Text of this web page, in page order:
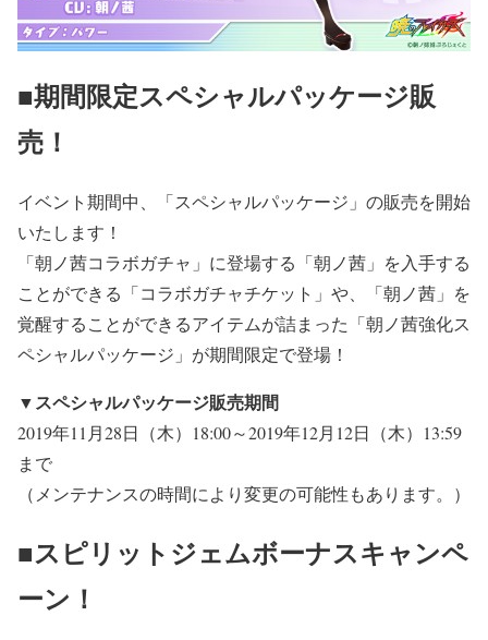
■期間限定スペシャルパッケージ販
売！
イベント期間中、「スペシャルパッケージ」の販売を開始
いたします！
「朝ノ茜コラボガチャ」に登場する「朝ノ茜」を入手する
ことができる「コラボガチャチケット」や、「朝ノ茜」を
覚醒することができるアイテムが詰まった「朝ノ茜強化ス
ペシャルパッケージ」が期間限定で登場！
▼スペシャルパッケージ販売期間
2019年11月28日（木）18:00～2019年12月12日（木）13:59
まで
（メンテナンスの時間により変更の可能性もあります。）
■スピリットジェムボーナスキャンペ
ーン！